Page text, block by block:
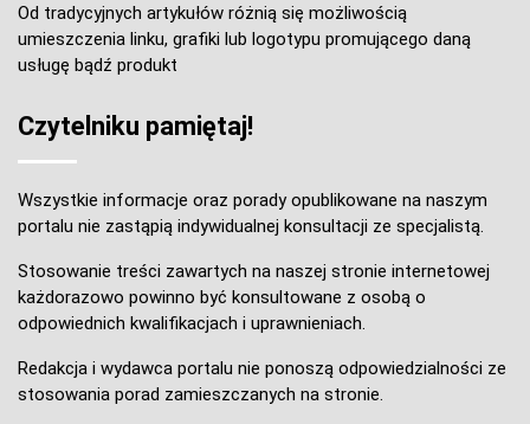
Od tradycyjnych artykułów różnią się możliwością
umieszczenia linku, grafiki lub logotypu promującego daną
usługę bądź produkt
Czytelniku pamiętaj!
Wszystkie informacje oraz porady opublikowane na naszym
portalu nie zastąpią indywidualnej konsultacji ze specjalistą.
Stosowanie treści zawartych na naszej stronie internetowej
każdorazowo powinno być konsultowane z osobą o
odpowiednich kwalifikacjach i uprawnieniach.
Redakcja i wydawca portalu nie ponoszą odpowiedzialności ze
stosowania porad zamieszczanych na stronie.